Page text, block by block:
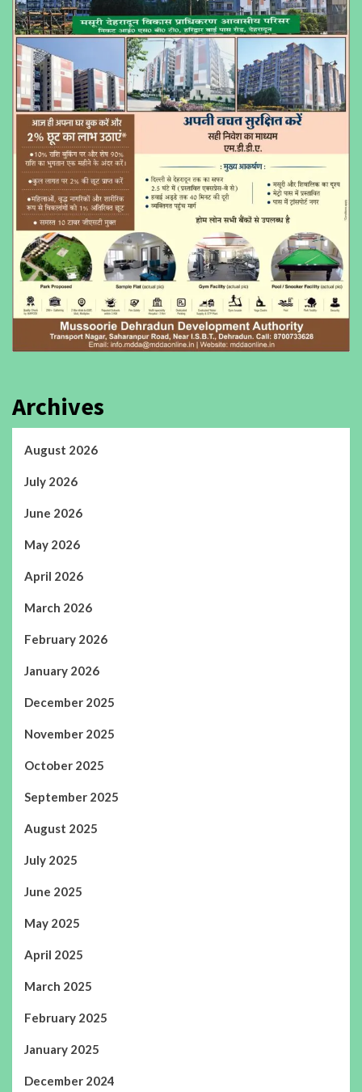
Archives
August 2026
July 2026
June 2026
May 2026
April 2026
March 2026
February 2026
January 2026
December 2025
November 2025
October 2025
September 2025
August 2025
July 2025
June 2025
May 2025
April 2025
March 2025
February 2025
January 2025
December 2024